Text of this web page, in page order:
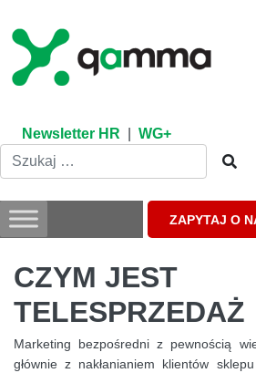
content
Newsletter HR WG+
ZAPYTAJ O
CZYM JEST
TELESPRZEDAŻ
Marketing bezpośredni z pewnością
głównie z nakłanianiem klientów